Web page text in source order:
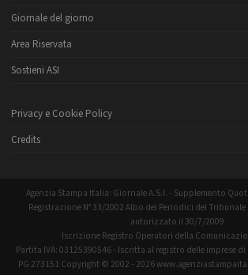
Giornale del giorno
Area Riservata
Sostieni ASI
Privacy e Cookie Policy
Credits
Agenzia Stampa Italia: Giornale A.S.I. - Supplemento
Registrazione N° 33/2002 Albo dei Periodici del
autorizzato il 30/7/2009
Iscrizione Registro Operatori della
Partita IVA: 03125390546 - Iscritta al registro delle imprese di
PG 273151 Copyright © 2002 - 2026